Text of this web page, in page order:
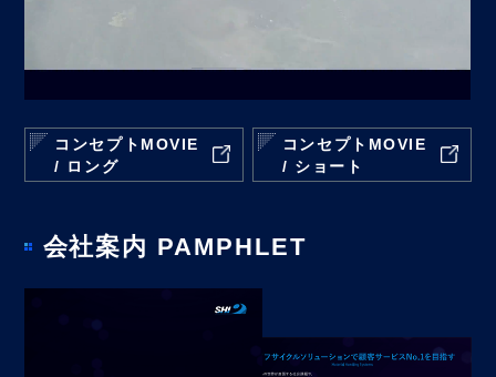
コンセプトMOVIE
/ ロング
コンセプトMOVIE
/ ショート
会社案内 PAMPHLET